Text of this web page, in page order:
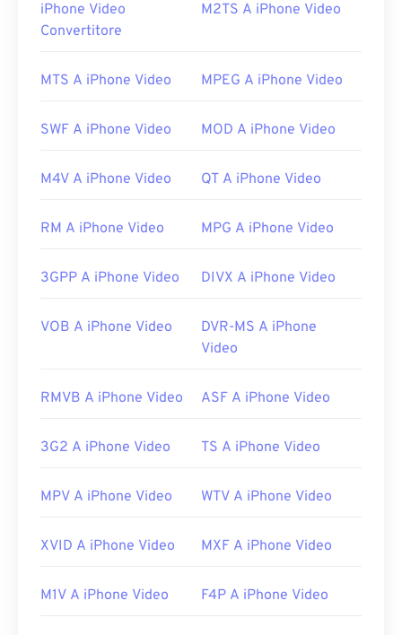
Come aprire un file MOV?
conQuickTime . Se il file MOV è della versione 2.0
apriranno con questo lettore. Se non riesci ad
Player, che funziona su molte piattaforme, inclusi i
Si noti che altri due tipi di file utilizzano
Online. Questi tipi di file non sono correlati tra loro:
online. Apple non ha sviluppato queste tecnologie
e non si aprono in QuickTime.
Versione iniziale:2001
https://developer.apple.com/library/archive/
iPhone Video
Convertitore
M2TS A iPhone Video
MTS A iPhone Video MPEG A iPhone Video
SWF A iPhone Video MOD A iPhone Video
M4V A iPhone Video QT A iPhone Video
RM A iPhone Video MPG A iPhone Video
3GPP A iPhone Video DIVX A iPhone Video
VOB A iPhone Video
DVR-MS A iPhone
Video
RMVB A iPhone Video ASF A iPhone Video
3G2 A iPhone Video TS A iPhone Video
MPV A iPhone Video WTV A iPhone Video
XVID A iPhone Video MXF A iPhone Video
M1V A iPhone Video F4P A iPhone Video